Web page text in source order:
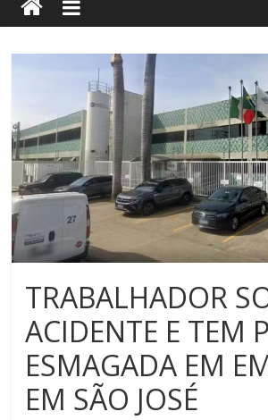
TRABALHADOR
ACIDENTE E TEM
ESMAGADA EM
EM SÃO JOSÉ